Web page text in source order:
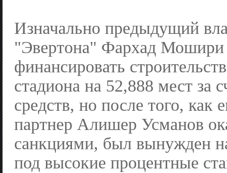
Изначально предыдущий
"Эвертона" Фархад Мошири
финансировать
стадиона на 52,888 мест за
средств, но после того, как
партнер Алишер Усманов
санкциями, был вынужден
под высокие процентные